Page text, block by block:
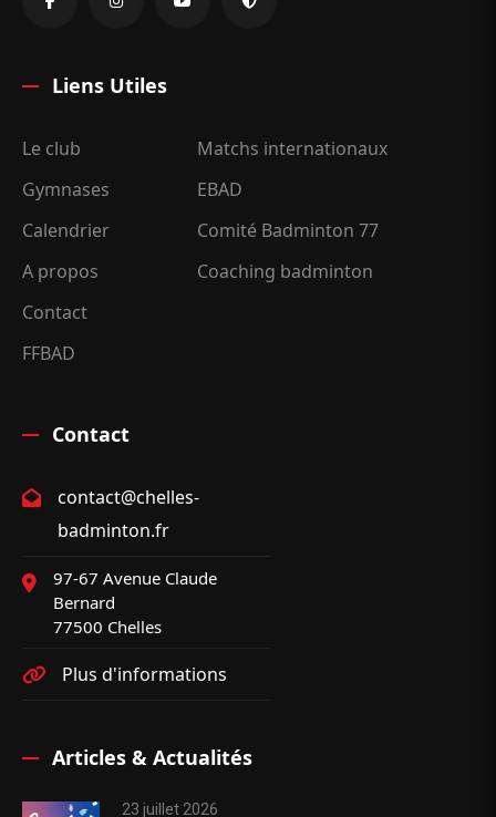
Liens Utiles
Le club
Gymnases
Calendrier
A propos
Contact
FFBAD
Matchs internationaux
EBAD
Comité Badminton 77
Coaching badminton
Contact
contact@chelles-
badminton.fr
97-67 Avenue Claude
Bernard
77500 Chelles
Plus d'informations
Articles & Actualités
23 juillet 2026